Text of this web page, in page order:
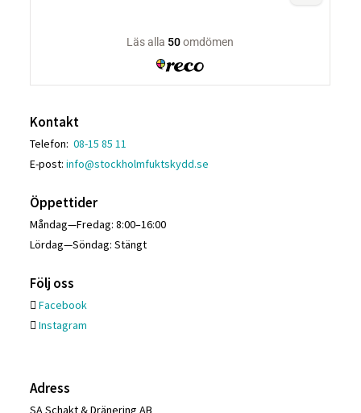
Kontakt
Telefon:08-15 85 11
E-post:info@stockholmfuktskydd.se
Öppettider
Måndag—Fredag: 8:00–16:00
Lördag—Söndag: Stängt
Följ oss
Facebook
Instagram
Adress
SA Schakt & Dränering AB